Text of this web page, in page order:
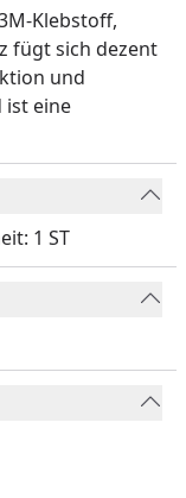
Klebstoff,
fügt sich dezent
und
ist eine
1 ST